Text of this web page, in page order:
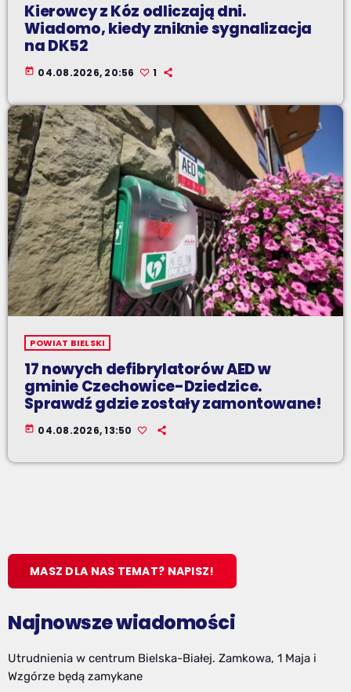
Kierowcy z Kóz odliczają dni.
Wiadomo, kiedy zniknie sygnalizacja
na DK52
today 04.08.2026, 20:56 1
POWIAT BIELSKI
17 nowych defibrylatorów AED w
gminie Czechowice-Dziedzice.
Sprawdź gdzie zostały zamontowane!
today 04.08.2026, 13:50
MASZ DLA NAS TEMAT? NAPISZ!
Najnowsze wiadomości
Utrudnienia w centrum Bielska-Białej. Zamkowa, 1 Maja i
Wzgórze będą zamykane